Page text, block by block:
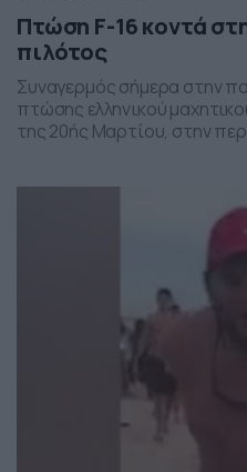
Πτώση F-16 κοντά
πιλότος
Συναγερμός σήμερα στην
πτώσης ελληνικού
της 20ής Μαρτίου, στην
έρευνες για τον
καθώς λίγη ώρα μετά την […]